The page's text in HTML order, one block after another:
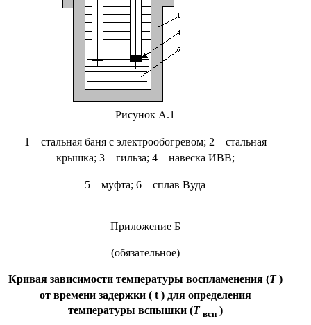
Рисунок А.1
1 – стальная баня с электрообогревом; 2 – стальная
крышка; 3 – гильза; 4 – навеска ИВВ;
5 – муфта; 6 – сплав Вуда
Приложение Б
(обязательное)
Кривая зависимости температуры воспламенения (Т)
от времени задержки ( t ) для определения
температуры вспышки (Т всп)